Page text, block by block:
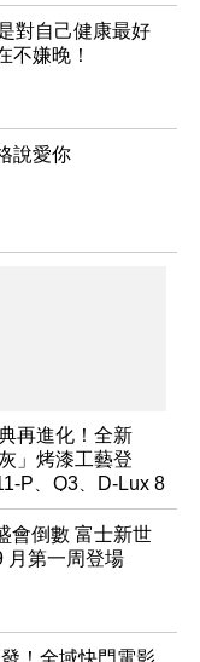
對自己健康最好
不嫌晚！
說愛你
再進化！全新
灰」烤漆工藝登
P、Q3、D-Lux 8
會倒數 富士新世
月第一周登場